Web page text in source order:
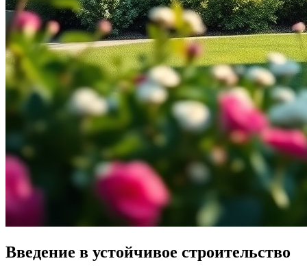
Введение в устойчивое строительство